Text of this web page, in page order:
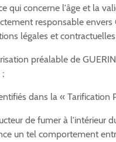
qui concerne l'âge et la
responsable envers
légales et
préalable de
dans la « Tarification
de fumer à l'intérieur
un tel comportement